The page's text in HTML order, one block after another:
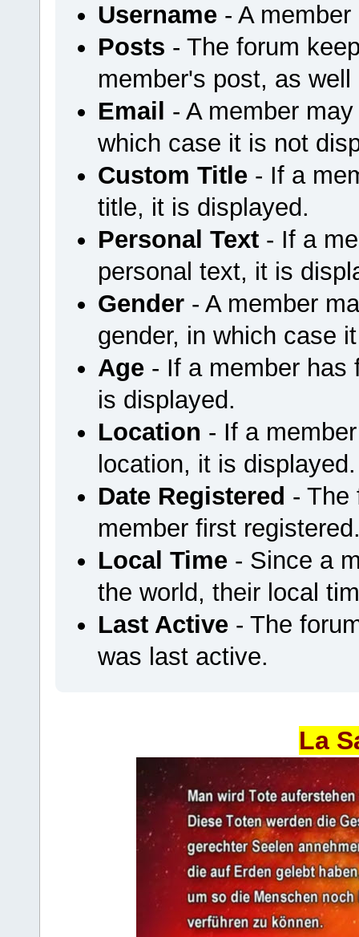
Username- A member
Posts - The forum
member's post, as
Email - A member
which case it is not
Custom Title- If a
title, it is displayed.
Personal Text- If a
personal text, it is
Gender- A member
gender, in which case
Age- If a member has
is displayed.
Location - If a
location, it is displayed.
Date Registered - The
member first
Local Time- Since a
the world, their local
Last Active- The
was last active.
La